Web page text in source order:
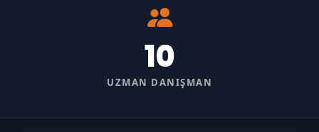
10
UZMAN DANIŞMAN